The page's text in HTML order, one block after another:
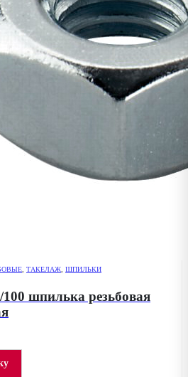
ТАКЕЛАЖ ШПИЛЬКИ
шпилька резьбовая